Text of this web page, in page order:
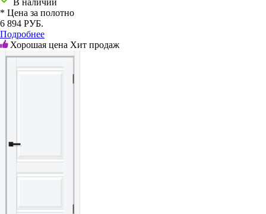
В наличии
* Цена за полотно
6 894 РУБ.
Подробнее
Хорошая цена Хит продаж